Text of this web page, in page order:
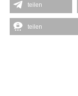
teilen
teilen